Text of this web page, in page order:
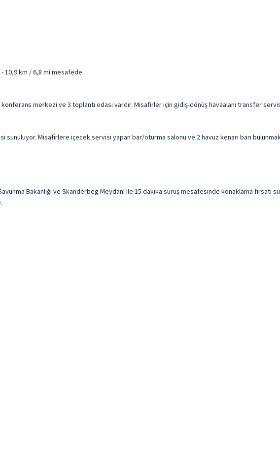
10,9 km / 6,8 mi mesafede
merkezi ve 3 toplantı odası vardır. Misafirler için gidiş-dönüş havaalanı transfer
Misafirlere içecek servisi yapan bar/oturma salonu ve 2 havuz kenarı barı
Bakanlığı ve Skanderbeg Meydanı ile 15 dakika sürüş mesafesinde konaklama fırsatı